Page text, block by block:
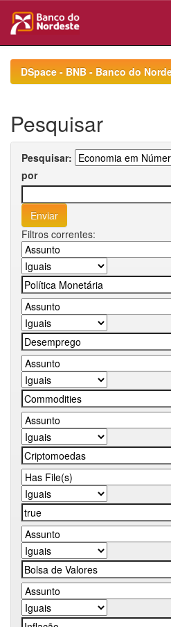
navigationDSpace - BNB - Banco do
Pesquisar
Pesquisar:
por
Filtros correntes: